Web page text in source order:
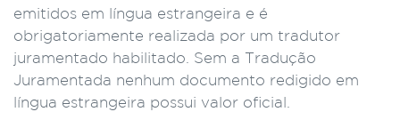
emitidos em língua estrangeira e é
obrigatoriamente realizada por um tradutor
juramentado habilitado. Sem a Tradução
Juramentada nenhum documento redigido em
língua estrangeira possui valor oficial.